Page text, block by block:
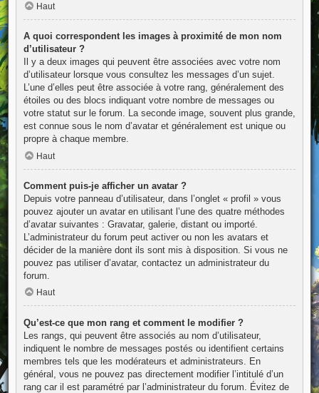
Haut
A quoi correspondent les images à proximité de mon nom
d’utilisateur ?
Il y a deux images qui peuvent être associées avec votre nom
d’utilisateur lorsque vous consultez les messages d’un sujet.
L’une d’elles peut être associée à votre rang, généralement des
étoiles ou des blocs indiquant votre nombre de messages ou
votre statut sur le forum. La seconde image, souvent plus grande,
est connue sous le nom d’avatar et généralement est unique ou
propre à chaque membre.
Haut
Comment puis-je afficher un avatar ?
Depuis votre panneau d’utilisateur, dans l’onglet « profil » vous
pouvez ajouter un avatar en utilisant l’une des quatre méthodes
d’avatar suivantes : Gravatar, galerie, distant ou importé.
L’administrateur du forum peut activer ou non les avatars et
décider de la manière dont ils sont mis à disposition. Si vous ne
pouvez pas utiliser d’avatar, contactez un administrateur du
forum.
Haut
Qu’est-ce que mon rang et comment le modifier ?
Les rangs, qui peuvent être associés au nom d’utilisateur,
indiquent le nombre de messages postés ou identifient certains
membres tels que les modérateurs et administrateurs. En
général, vous ne pouvez pas directement modifier l’intitulé d’un
rang car il est paramétré par l’administrateur du forum. Évitez de